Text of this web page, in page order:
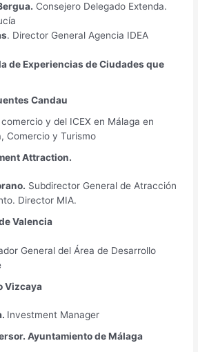
Consejero Delegado Extenda.
. Director General Agencia IDEA
de Experiencias de Ciudades que
Candau
y del ICEX en Málaga en
Comercio y Turismo
Attraction.
Subdirector General de Atracción
Director MIA.
Valencia
General del Área de Desarrollo
Vizcaya
Investment Manager
Ayuntamiento de Málaga